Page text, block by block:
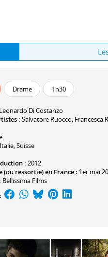
Drame 1h30
Leonardo Di Costanzo
: Salvatore Ruocco, Francesca
Italie, Suisse
: 2012
(ou ressortie) en France : 1er mai
Bellissima Films